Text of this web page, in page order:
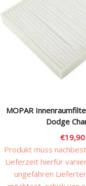
MOPAR
Dodge
€19,90
Produkt muss
Lieferzeit hierfür
ungefähren